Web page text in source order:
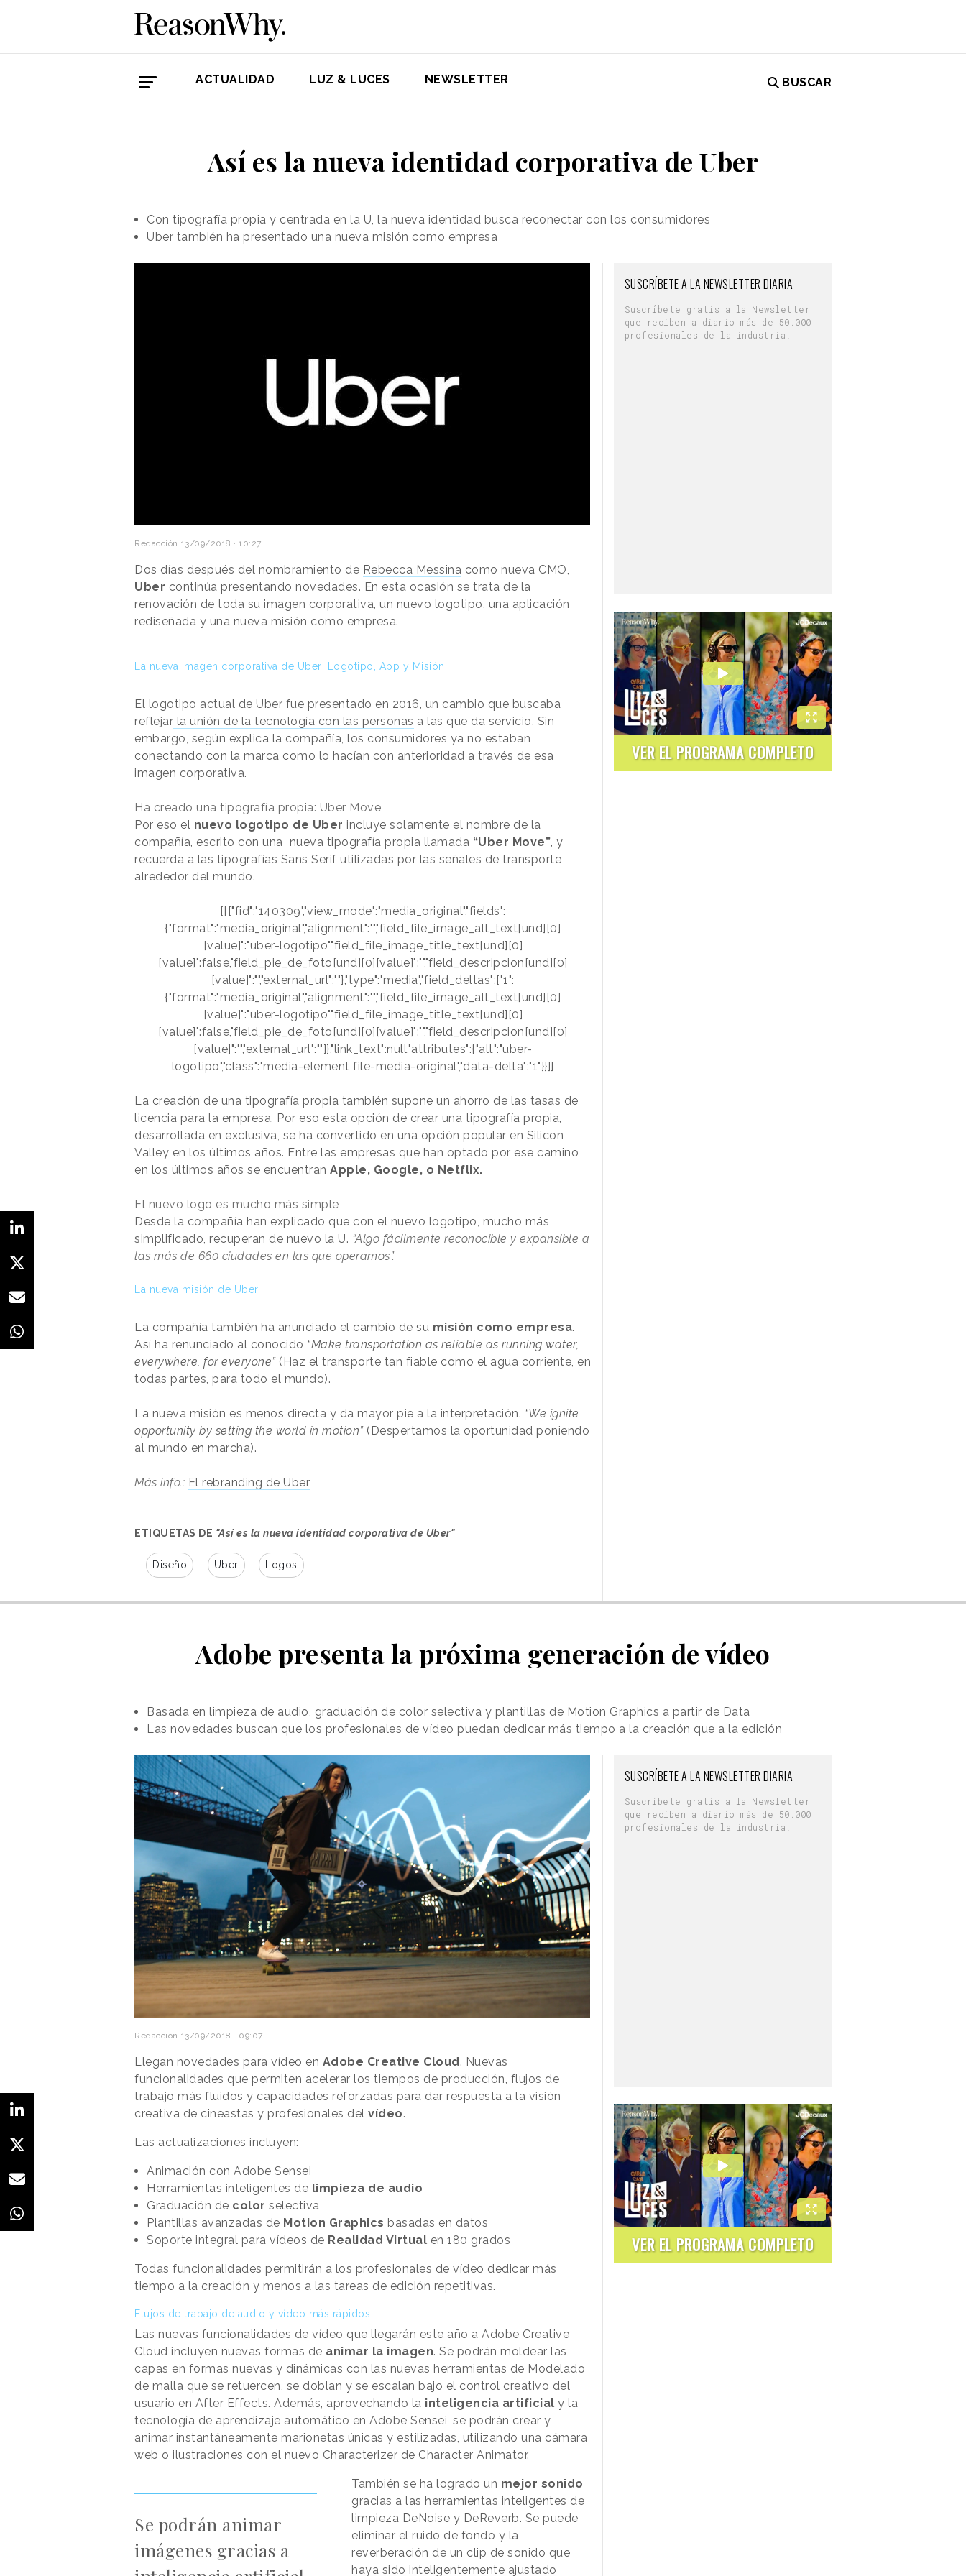
ACTUALIDAD LUZ & LUCES NEWSLETTER BUSCAR
Así es la nueva identidad corporativa de Uber
Con tipografía propia y centrada en la U, la nueva identidad busca reconectar con los consumidores
Uber también ha presentado una nueva misión como empresa
Redacción 13/09/2018 · 10:27
Dos días después del nombramiento de Rebecca Messina como nueva CMO,
Uber continúa presentando novedades. En esta ocasión se trata de la
renovación de toda su imagen corporativa, un nuevo logotipo, una aplicación
rediseñada y una nueva misión como empresa.
La nueva imagen corporativa de Uber: Logotipo, App y Misión
El logotipo actual de Uber fue presentado en 2016, un cambio que buscaba
reflejar la unión de la tecnología con las personas a las que da servicio. Sin
embargo, según explica la compañía, los consumidores ya no estaban
conectando con la marca como lo hacían con anterioridad a través de esa
imagen corporativa.
Ha creado una tipografía propia: Uber Move
Por eso el nuevo logotipo de Uber incluye solamente el nombre de la
compañía, escrito con una nueva tipografía propia llamada “Uber Move” , y
recuerda a las tipografías Sans Serif utilizadas por las señales de transporte
alrededor del mundo.
[[{"fid":"140309","view_mode":"media_original","fields":
{"format":"media_original","alignment":"","field_file_image_alt_text[und][0]
[value]":"uber-logotipo","field_file_image_title_text[und][0]
[value]":false,"field_pie_de_foto[und][0][value]":"","field_descripcion[und][0]
[value]":"","external_url":""},"type":"media","field_deltas":{"1":
{"format":"media_original","alignment":"","field_file_image_alt_text[und][0]
[value]":"uber-logotipo","field_file_image_title_text[und][0]
[value]":false,"field_pie_de_foto[und][0][value]":"","field_descripcion[und][0]
[value]":"","external_url":""}},"link_text":null,"attributes":{"alt":"uber-
logotipo","class":"media-element file-media-original","data-delta":"1"}}]]
La creación de una tipografía propia también supone un ahorro de las tasas de
licencia para la empresa. Por eso esta opción de crear una tipografía propia,
desarrollada en exclusiva, se ha convertido en una opción popular en Silicon
Valley en los últimos años. Entre las empresas que han optado por ese camino
en los últimos años se encuentran Apple, Google, o Netflix.
El nuevo logo es mucho más simple
Desde la compañía han explicado que con el nuevo logotipo, mucho más
simplificado, recuperan de nuevo la U. “Algo fácilmente reconocible y expansible a
las más de 660 ciudades en las que operamos”.
La nueva misión de Uber
La compañía también ha anunciado el cambio de su misión como empresa.
Así ha renunciado al conocido “Make transportation as reliable as running water,
everywhere, for everyone”(Haz el transporte tan fiable como el agua corriente, en
todas partes, para todo el mundo).
La nueva misión es menos directa y da mayor pie a la interpretación. “We ignite
opportunity by setting the world in motion”(Despertamos la oportunidad poniendo
al mundo en marcha).
Más info.: El rebranding de Uber
ETIQUETAS DE "Así es la nueva identidad corporativa de Uber"
Diseño Uber Logos
SUSCRÍBETE A LA NEWSLETTER DIARIA
Suscríbete gratis a la Newsletter
que reciben a diario más de 50.000
profesionales de la industria.
VER EL PROGRAMA COMPLETO
Adobe presenta la próxima generación de vídeo
Basada en limpieza de audio, graduación de color selectiva y plantillas de Motion Graphics a partir de Data
Las novedades buscan que los profesionales de vídeo puedan dedicar más tiempo a la creación que a la edición
Redacción 13/09/2018 · 09:07
Llegan novedades para vídeo en Adobe Creative Cloud. Nuevas
funcionalidades que permiten acelerar los tiempos de producción, flujos de
trabajo más fluidos y capacidades reforzadas para dar respuesta a la visión
creativa de cineastas y profesionales del vídeo.
Las actualizaciones incluyen:
Animación con Adobe Sensei
Herramientas inteligentes de limpieza de audio
Graduación de color selectiva
Plantillas avanzadas de Motion Graphics basadas en datos
Soporte integral para vídeos de Realidad Virtual en 180 grados
Todas funcionalidades permitirán a los profesionales de vídeo dedicar más
tiempo a la creación y menos a las tareas de edición repetitivas.
Flujos de trabajo de audio y vídeo más rápidos
Las nuevas funcionalidades de vídeo que llegarán este año a Adobe Creative
Cloud incluyen nuevas formas de animar la imagen. Se podrán moldear las
capas en formas nuevas y dinámicas con las nuevas herramientas de Modelado
de malla que se retuercen, se doblan y se escalan bajo el control creativo del
usuario en After Effects. Además, aprovechando la inteligencia artificial y la
tecnología de aprendizaje automático en Adobe Sensei, se podrán crear y
animar instantáneamente marionetas únicas y estilizadas, utilizando una cámara
web o ilustraciones con el nuevo Characterizer de Character Animator.
Se podrán animar
imágenes gracias a
También se ha logrado un mejor sonido
gracias a las herramientas inteligentes de
limpieza DeNoise y DeReverb. Se puede
eliminar el ruido de fondo y la
reverberación de un clip de sonido que
haya sido inteligentemente ajustado
SUSCRÍBETE A LA NEWSLETTER DIARIA
Suscríbete gratis a la Newsletter
que reciben a diario más de 50.000
profesionales de la industria.
VER EL PROGRAMA COMPLETO